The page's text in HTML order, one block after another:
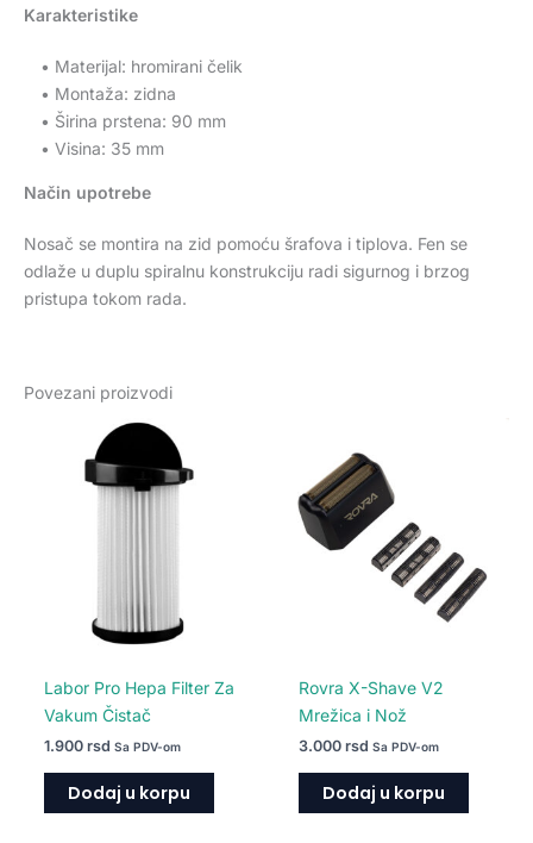
Karakteristike
• Materijal: hromirani čelik
• Montaža: zidna
• Širina prstena: 90 mm
• Visina: 35 mm
Način upotrebe
Nosač se montira na zid pomoću šrafova i tiplova. Fen se
odlaže u duplu spiralnu konstrukciju radi sigurnog i brzog
pristupa tokom rada.
Povezani proizvodi
Labor Pro Hepa Filter Za
Vakum Čistač
1.900 rsd Sa PDV-om
Dodaj u korpu
Rovra X-Shave V2
Mrežica i Nož
3.000 rsd Sa PDV-om
Dodaj u korpu